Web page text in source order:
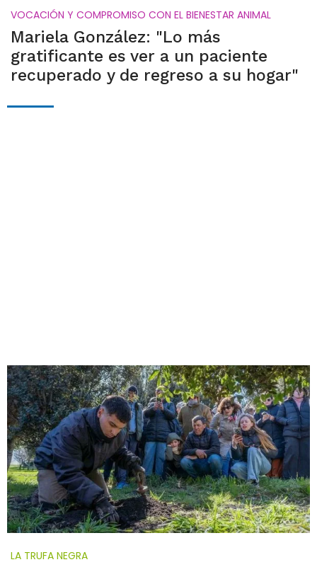
VOCACIÓN Y COMPROMISO CON EL BIENESTAR ANIMAL
Mariela González: "Lo más
gratificante es ver a un paciente
recuperado y de regreso a su hogar"
LA TRUFA NEGRA